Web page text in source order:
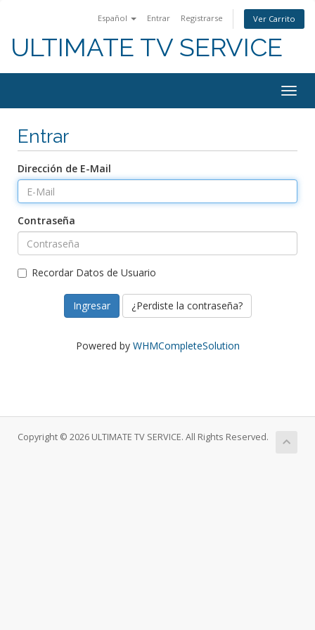
Español Entrar Registrarse Ver Carrito
ULTIMATE TV SERVICE
Entrar
Dirección de E-Mail
Contraseña
Recordar Datos de Usuario
¿Perdiste la contraseña?
Powered by WHMCompleteSolution
Copyright © 2026 ULTIMATE TV SERVICE. All Rights Reserved.